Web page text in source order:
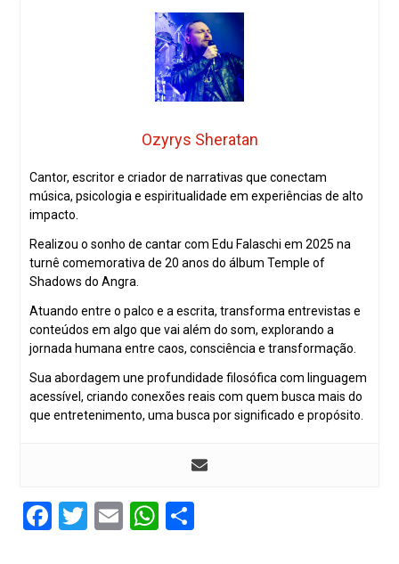
Ozyrys Sheratan
Cantor, escritor e criador de narrativas que conectam
música, psicologia e espiritualidade em experiências de alto
impacto.
Realizou o sonho de cantar com Edu Falaschi em 2025 na
turnê comemorativa de 20 anos do álbum Temple of
Shadows do Angra.
Atuando entre o palco e a escrita, transforma entrevistas e
conteúdos em algo que vai além do som, explorando a
jornada humana entre caos, consciência e transformação.
Sua abordagem une profundidade filosófica com linguagem
acessível, criando conexões reais com quem busca mais do
que entretenimento, uma busca por significado e propósito.
Facebook
Twitter
EmailWhatsApp